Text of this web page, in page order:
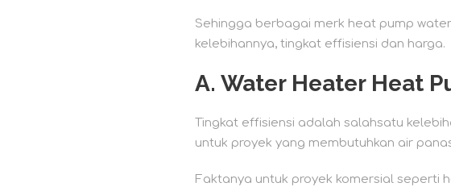
Sehingga berbagai merk heat pump
kelebihannya, tingkat effisiensi dan harga.
A. Water Heater Heat
Tingkat effisiensi adalah salahsatu
untuk proyek yang membutuhkan air
Faktanya untuk proyek komersial seperti